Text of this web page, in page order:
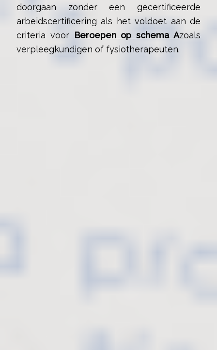
doorgaan zonder een gecertificeerde
arbeidscertificering als het voldoet aan de
criteria voor Beroepen op schema Azoals
verpleegkundigen of fysiotherapeuten.